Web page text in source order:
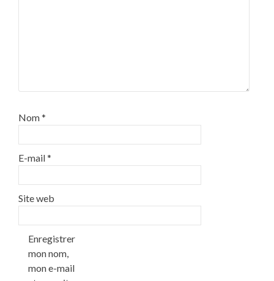
Nom*
E-mail*
Site web
Enregistrer
mon nom,
mon e-mail